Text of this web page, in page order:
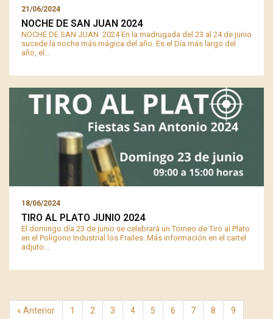
21/06/2024
NOCHE DE SAN JUAN 2024
NOCHE DE SAN JUAN 2024 En la madrugada del 23 al 24 de junio
sucede la noche más mágica del año. Es el Día más largo del
año, el…
18/06/2024
TIRO AL PLATO JUNIO 2024
El domingo día 23 de junio se celebrará un Torneo de Tiro al Plato
en el Polígono Industrial los Frailes. Más información en el cartel
adjuto.…
« Anterior 1 2 3 4 5 6 7 8 9